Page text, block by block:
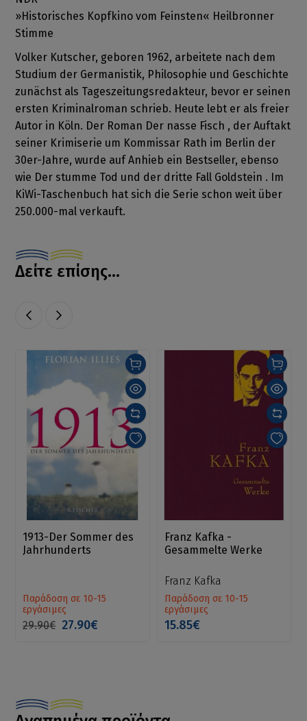
»Historisches Kopfkino vom Feinsten« Heilbronner
Stimme
Volker Kutscher, geboren 1962, arbeitete nach dem
Studium der Germanistik, Philosophie und Geschichte
zunächst als Tageszeitungsredakteur, bevor er seinen
ersten Kriminalroman schrieb. Heute lebt er als freier
Autor in Köln. Der Roman Der nasse Fisch , der Auftakt
seiner Krimiserie um Kommissar Rath im Berlin der
30er-Jahre, wurde auf Anhieb ein Bestseller, ebenso
wie Der stumme Tod und der dritte Fall Goldstein . Im
KiWi-Taschenbuch hat sich die Serie schon weit über
250.000-mal verkauft.
Δείτε επίσης...
1913-Der Sommer des
Jahrhunderts
Παράδοση σε 10-15
εργάσιμες
29.90€ 27.90€
Franz Kafka -
Gesammelte Werke
Franz Kafka
Παράδοση σε 10-15
εργάσιμες
15.85€